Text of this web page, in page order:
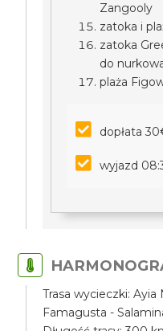
Zangooly
zatoka i
zatoka
do
plaża
dopłata
wyjazd
Trasa wycieczki:
Famagusta -